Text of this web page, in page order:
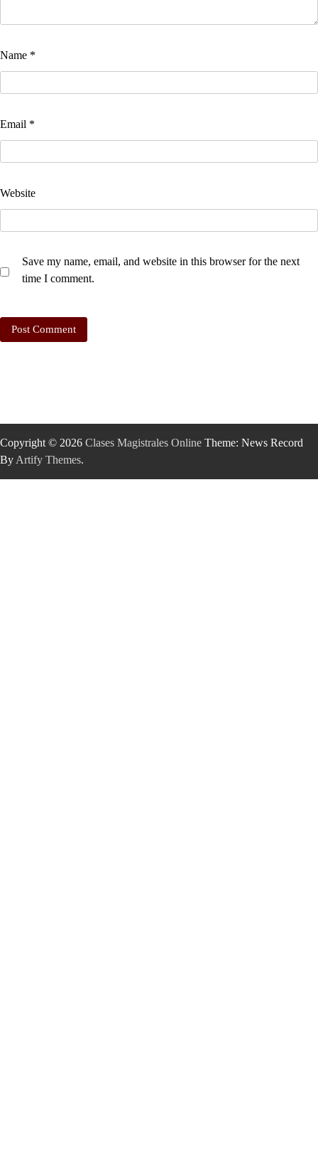
Name *
Email *
Website
Save my name, email, and website in this browser for the next
time I comment.
Copyright © 2026 Clases Magistrales Online Theme: News Record
By Artify Themes.